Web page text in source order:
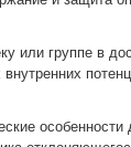
или группе в
особенности